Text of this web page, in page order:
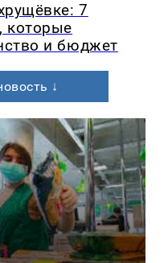
7
которые
и бюджет
↓